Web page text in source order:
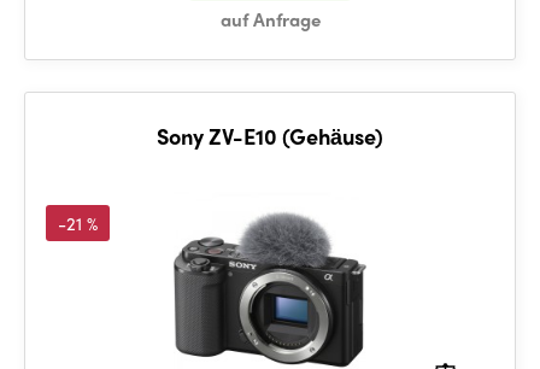
auf Anfrage
Sony ZV-E10 (Gehäuse)
-21 %